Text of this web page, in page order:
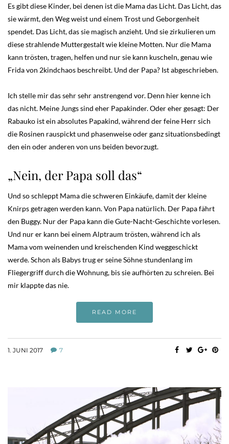
Es gibt diese Kinder, bei denen ist die Mama das Licht. Das Licht, das
sie wärmt, den Weg weist und einem Trost und Geborgenheit
spendet. Das Licht, das sie magisch anzieht. Und sie zirkulieren um
diese strahlende Muttergestalt wie kleine Motten. Nur die Mama
kann trösten, tragen, helfen und nur sie kann kuscheln, genau wie
Frida von 2kindchaos beschreibt. Und der Papa? Ist abgeschrieben.
Ich stelle mir das sehr sehr anstrengend vor. Denn hier kenne ich
das nicht. Meine Jungs sind eher Papakinder. Oder eher gesagt: Der
Rabauko ist ein absolutes Papakind, während der feine Herr sich
die Rosinen rauspickt und phasenweise oder ganz situationsbedingt
den ein oder anderen von uns beiden bevorzugt.
„Nein, der Papa soll das“
Und so schleppt Mama die schweren Einkäufe, damit der kleine
Knirps getragen werden kann. Von Papa natürlich. Der Papa fährt
den Buggy. Nur der Papa kann die Gute-Nacht-Geschichte vorlesen.
Und nur er kann bei einem Alptraum trösten, während ich als
Mama vom weinenden und kreischenden Kind weggeschickt
werde. Schon als Babys trug er seine Söhne stundenlang im
Fliegergriff durch die Wohnung, bis sie aufhörten zu schreien. Bei
mir klappte das nie.
READ MORE
1. JUNI 2017 7